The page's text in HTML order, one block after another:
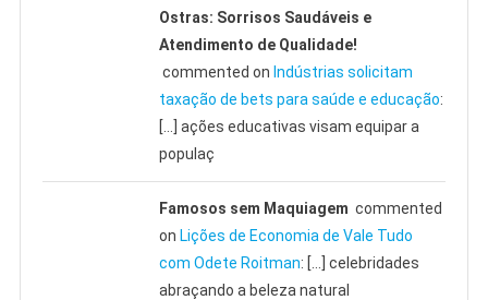
Ostras: Sorrisos Saudáveis e
Atendimento de Qualidade!
commented on Indústrias solicitam
taxação de bets para saúde e educação:
[…] ações educativas visam equipar a
populaç
Famosos sem Maquiagem commented
on Lições de Economia de Vale Tudo
com Odete Roitman: […] celebridades
abraçando a beleza natural